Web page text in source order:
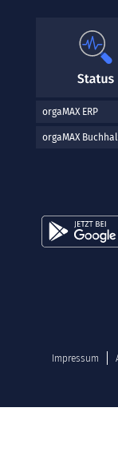
orgaMAX ERP
orgaMAX
Impressum